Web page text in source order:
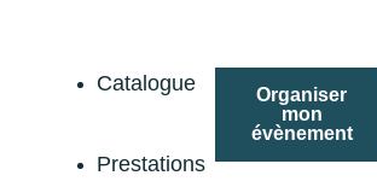
Catalogue
Prestations
Organiser
mon
évènement